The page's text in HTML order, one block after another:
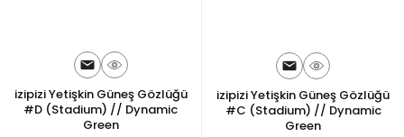
izipizi Yetişkin Güneş Gözlüğü
#D (Stadium) // Dynamic
Green
izipizi Yetişkin Güneş Gözlüğü
#C (Stadium) // Dynamic
Green